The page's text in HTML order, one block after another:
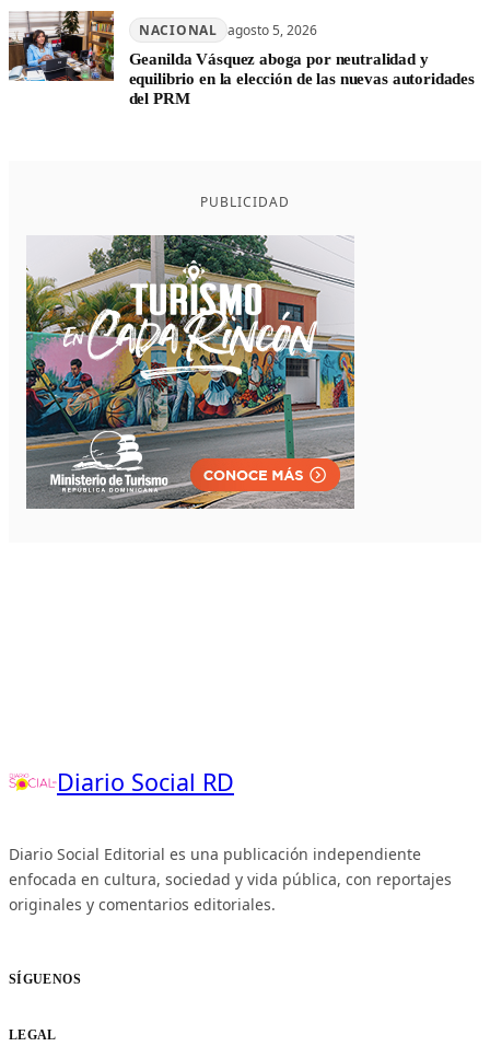
NACIONAL agosto 5, 2026
Geanilda Vásquez aboga por neutralidad y
equilibrio en la elección de las nuevas autoridades
del PRM
PUBLICIDAD
Diario Social RD
Diario Social Editorial es una publicación independiente
enfocada en cultura, sociedad y vida pública, con reportajes
originales y comentarios editoriales.
SÍGUENOS
LEGAL